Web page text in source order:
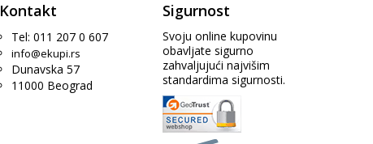
Kontakt
Tel: 011 207 0 607
info@ekupi.rs
Dunavska 57
11000 Beograd
Sigurnost
Svoju online kupovinu
obavljate sigurno
zahvaljujući najvišim
standardima sigurnosti.